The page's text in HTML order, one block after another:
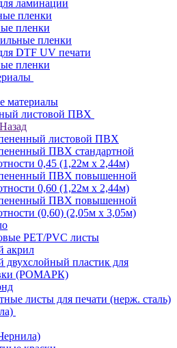
ламинации
пленки
пленки
пленки
DTF UV печати
пленки
материалы
листовой ПВХ
Назад
листовой ПВХ
ПВХ стандартной
0,45 (1,22м х 2,44м)
ПВХ повышенной
0,60 (1,22м х 2,44м)
ПВХ повышенной
(0,60) (2,05м х 3,05м)
PET/PVC листы
акрил
двухслойный пластик для
(РОМАРК)
листы для печати (нерж. сталь)